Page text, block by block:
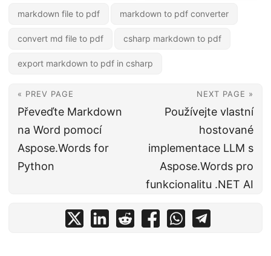
markdown file to pdf markdown to pdf converter
convert md file to pdf csharp markdown to pdf
export markdown to pdf in csharp
« PREV PAGE
Převeďte Markdown
na Word pomocí
Aspose.Words for
Python
NEXT PAGE »
Používejte vlastní
hostované
implementace LLM s
Aspose.Words pro
funkcionalitu .NET AI